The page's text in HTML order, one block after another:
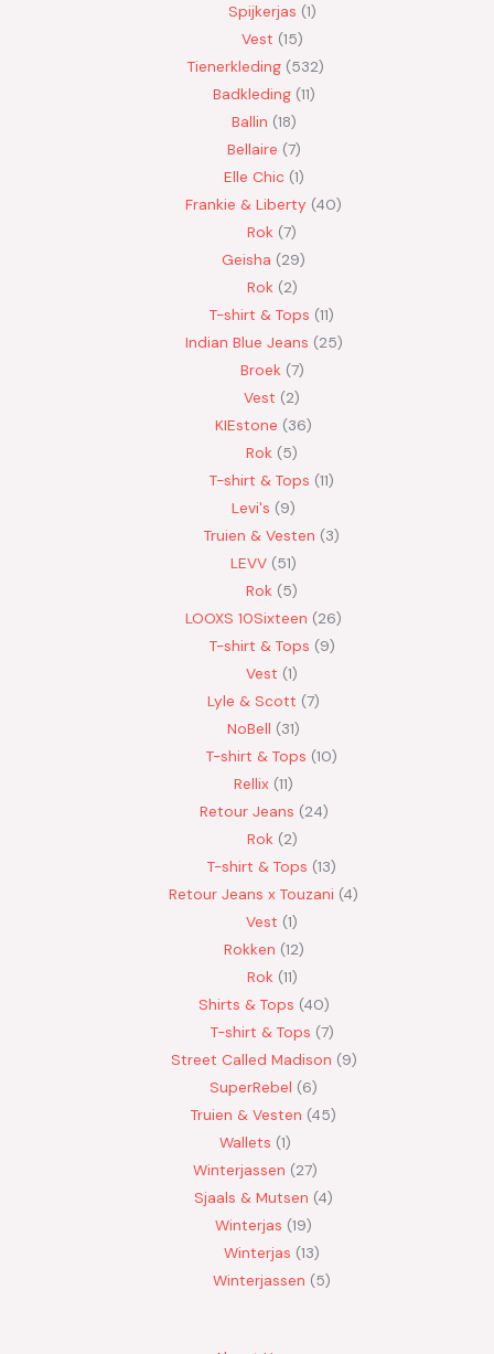
Spijkerjas 1
Vest 15
Tienerkleding 532
Badkleding 11
Ballin 18
Bellaire 7
Elle Chic 1
Frankie & Liberty 40
Rok 7
Geisha
29
Rok 2
T-shirt & Tops 11
Indian Blue Jeans 25
Broek 7
Vest
2
KIEstone
36
Rok 5
T-shirt & Tops 11
Levi's
9
Truien & Vesten
3
LEVV 51
Rok 5
LOOXS 10Sixteen
26
T-shirt & Tops 9
Vest 1
Lyle & Scott 7
NoBell
31
T-shirt & Tops 10
Rellix 11
Retour Jeans 24
Rok 2
T-shirt & Tops 13
Retour Jeans x Touzani 4
Vest 1
Rokken 12
Rok 11
Shirts & Tops 40
T-shirt & Tops 7
Street Called Madison 9
SuperRebel
6
Truien & Vesten 45
Wallets 1
Winterjassen
27
Sjaals & Mutsen 4
Winterjas 19
Winterjas 13
Winterjassen
5